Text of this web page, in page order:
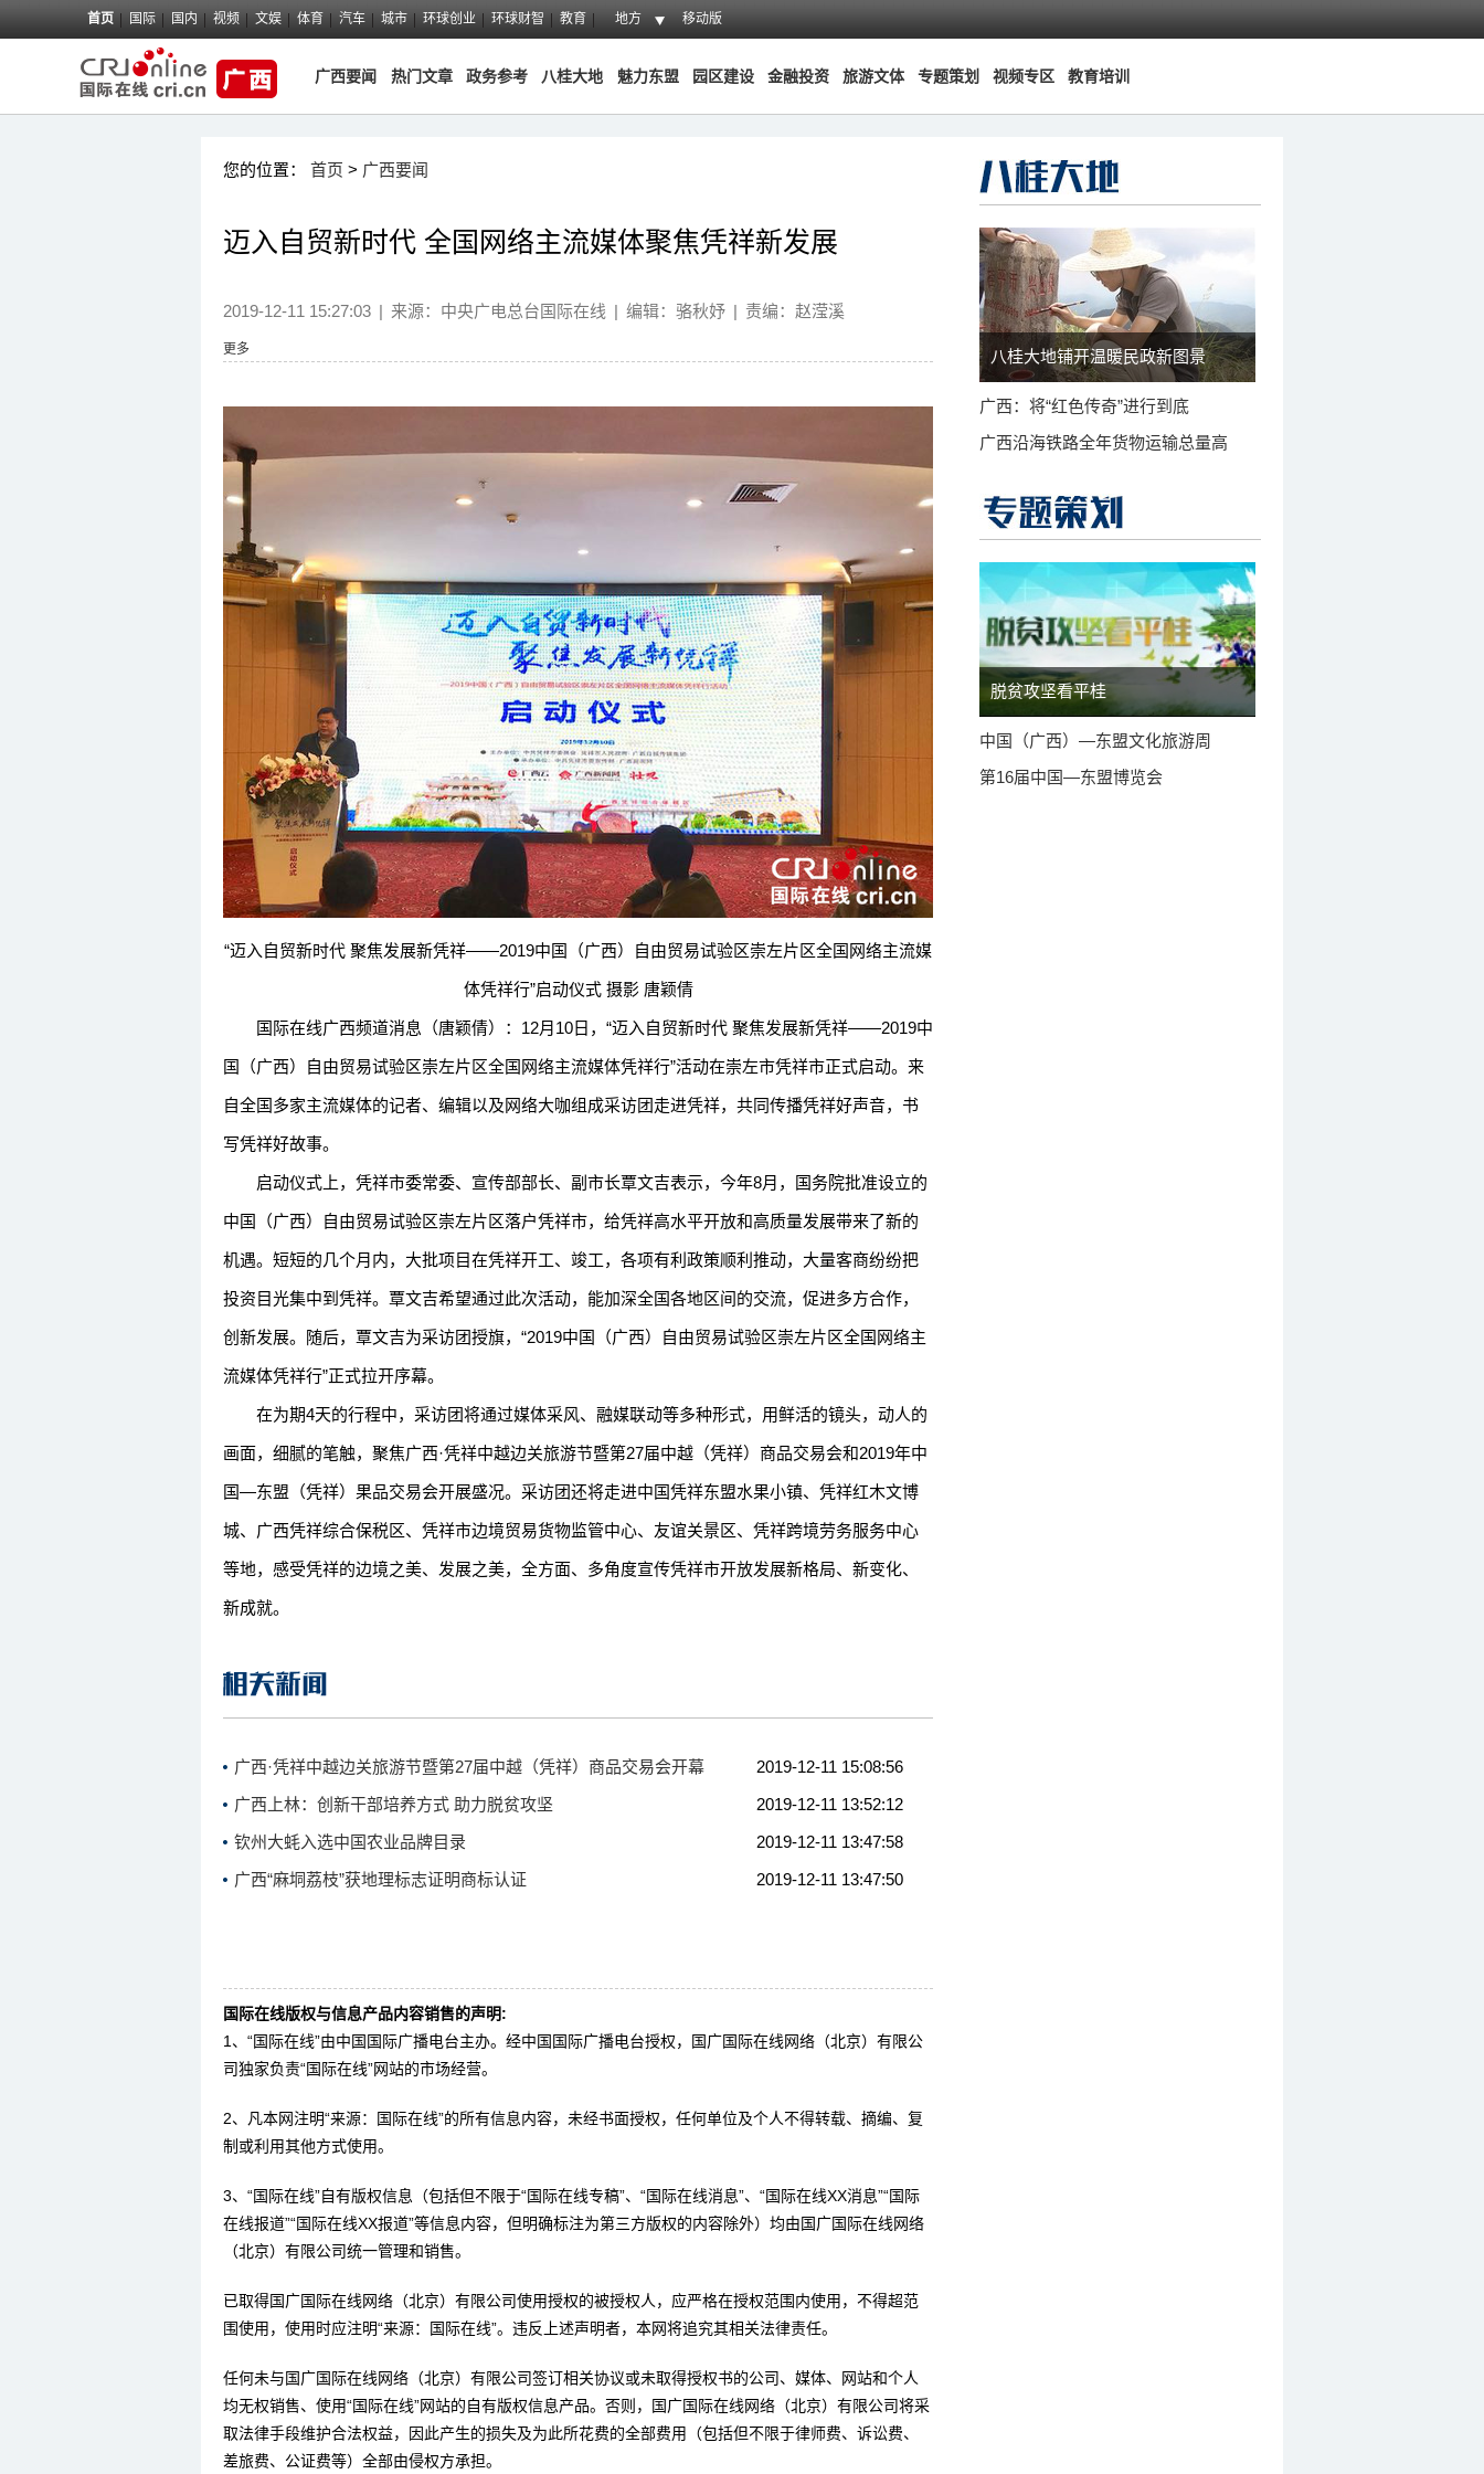
首页 国际 国内 视频 文娱 体育 汽车 城市 环球创业 环球财智 教育 地方 移动版
广西要闻 热门文章 政务参考 八桂大地 魅力东盟 园区建设 金融投资 旅游文体 专题策划 视频专区 教育培训
您的位置： 首页 > 广西要闻
迈入自贸新时代 全国网络主流媒体聚焦凭祥新发展
2019-12-11 15:27:03 | 来源： 中央广电总台国际在线 | 编辑：骆秋妤 | 责编：赵滢溪
更多
“迈入自贸新时代 聚焦发展新凭祥——2019中国（广西）自由贸易试验区崇左片区全国网络主流媒
体凭祥行”启动仪式 摄影 唐颖倩
国际在线广西频道消息（唐颖倩）：12月10日，“迈入自贸新时代 聚焦发展新凭祥——2019中
国（广西）自由贸易试验区崇左片区全国网络主流媒体凭祥行”活动在崇左市凭祥市正式启动。来
自全国多家主流媒体的记者、编辑以及网络大咖组成采访团走进凭祥，共同传播凭祥好声音，书
写凭祥好故事。
启动仪式上，凭祥市委常委、宣传部部长、副市长覃文吉表示，今年8月，国务院批准设立的
中国（广西）自由贸易试验区崇左片区落户凭祥市，给凭祥高水平开放和高质量发展带来了新的
机遇。短短的几个月内，大批项目在凭祥开工、竣工，各项有利政策顺利推动，大量客商纷纷把
投资目光集中到凭祥。覃文吉希望通过此次活动，能加深全国各地区间的交流，促进多方合作，
创新发展。随后，覃文吉为采访团授旗，“2019中国（广西）自由贸易试验区崇左片区全国网络主
流媒体凭祥行”正式拉开序幕。
在为期4天的行程中，采访团将通过媒体采风、融媒联动等多种形式，用鲜活的镜头，动人的
画面，细腻的笔触，聚焦广西·凭祥中越边关旅游节暨第27届中越（凭祥）商品交易会和2019年中
国—东盟（凭祥）果品交易会开展盛况。采访团还将走进中国凭祥东盟水果小镇、凭祥红木文博
城、广西凭祥综合保税区、凭祥市边境贸易货物监管中心、友谊关景区、凭祥跨境劳务服务中心
等地，感受凭祥的边境之美、发展之美，全方面、多角度宣传凭祥市开放发展新格局、新变化、
新成就。
2019-12-11 15:08:56
广西·凭祥中越边关旅游节暨第27届中越（凭祥）商品交易会开幕
2019-12-11 13:52:12
广西上林：创新干部培养方式 助力脱贫攻坚
2019-12-11 13:47:58
钦州大蚝入选中国农业品牌目录
2019-12-11 13:47:50
广西“麻垌荔枝”获地理标志证明商标认证
国际在线版权与信息产品内容销售的声明:
1、“国际在线”由中国国际广播电台主办。经中国国际广播电台授权，国广国际在线网络（北京）有限公
司独家负责“国际在线”网站的市场经营。
2、凡本网注明“来源：国际在线”的所有信息内容，未经书面授权，任何单位及个人不得转载、摘编、复
制或利用其他方式使用。
3、“国际在线”自有版权信息（包括但不限于“国际在线专稿”、“国际在线消息”、“国际在线XX消息”“国际
在线报道”“国际在线XX报道”等信息内容，但明确标注为第三方版权的内容除外）均由国广国际在线网络
（北京）有限公司统一管理和销售。
已取得国广国际在线网络（北京）有限公司使用授权的被授权人，应严格在授权范围内使用，不得超范
围使用，使用时应注明“来源：国际在线”。违反上述声明者，本网将追究其相关法律责任。
任何未与国广国际在线网络（北京）有限公司签订相关协议或未取得授权书的公司、媒体、网站和个人
均无权销售、使用“国际在线”网站的自有版权信息产品。否则，国广国际在线网络（北京）有限公司将采
取法律手段维护合法权益，因此产生的损失及为此所花费的全部费用（包括但不限于律师费、诉讼费、
差旅费、公证费等）全部由侵权方承担。
八桂大地铺开温暖民政新图景
广西：将“红色传奇”进行到底
广西沿海铁路全年货物运输总量高
脱贫攻坚看平桂
中国（广西）—东盟文化旅游周
第16届中国—东盟博览会